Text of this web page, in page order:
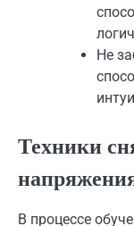
Не
Техники
В процессе